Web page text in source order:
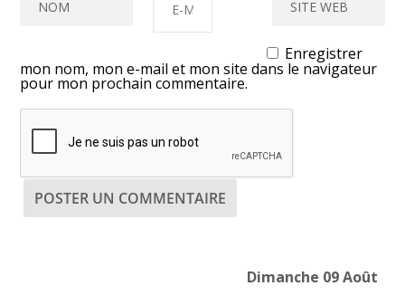
Enregistrer
mon nom, mon e-mail et mon site dans le navigateur
pour mon prochain commentaire.
Dimanche 09 Août